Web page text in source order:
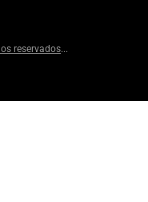
reservados...